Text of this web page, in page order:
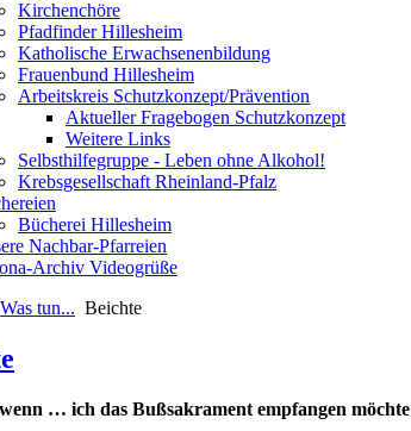
Kirchenchöre
Pfadfinder Hillesheim
Katholische Erwachsenenbildung
Frauenbund Hillesheim
Arbeitskreis Schutzkonzept/Prävention
Aktueller Fragebogen Schutzkonzept
Weitere Links
Selbsthilfegruppe - Leben ohne Alkohol!
Krebsgesellschaft Rheinland-Pfalz
Bücherei Hillesheim
Nachbar-Pfarreien
Archiv Videogrüße
Was tun... Beichte
… ich das Bußsakrament empfangen möchte